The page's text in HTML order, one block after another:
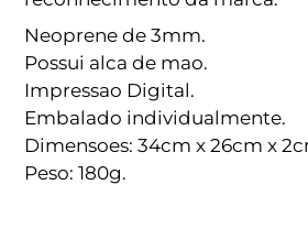
Neoprene de 3mm.
Possui alca de mao.
Impressao Digital.
Embalado individualmente.
Dimensoes: 34cm x 26cm x
Peso: 180g.